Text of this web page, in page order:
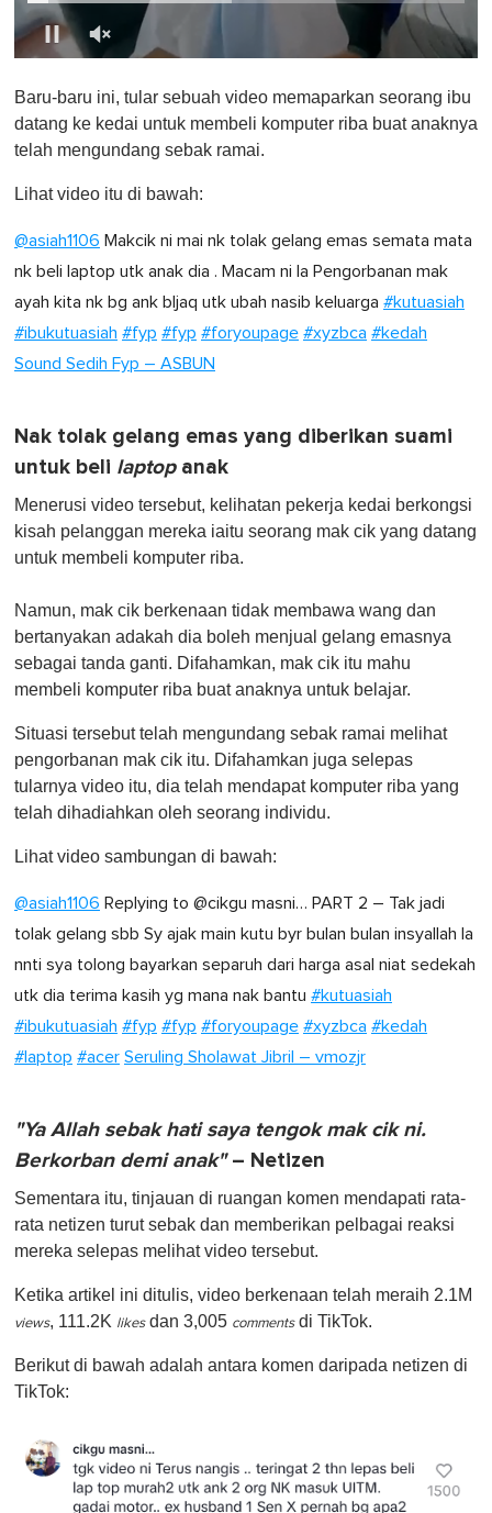
f
1
i
u
,
Baru-baru ini, tular sebuah video memaparkan seorang ibu
datang ke kedai untuk membeli komputer riba buat anaknya
telah mengundang sebak ramai.
Lihat video itu di bawah:
@asiah1106 Makcik ni mai nk tolak gelang emas semata mata
nk beli laptop utk anak dia . Macam ni la Pengorbanan mak
ayah kita nk bg ank bljaq utk ubah nasib keluarga #kutuasiah
#ibukutuasiah #fyp #fyp #foryoupage #xyzbca #kedah
Sound Sedih Fyp – ASBUN
Nak tolak gelang emas yang diberikan suami
untuk beli laptopanak
Menerusi video tersebut, kelihatan pekerja kedai berkongsi
kisah pelanggan mereka iaitu seorang mak cik yang datang
untuk membeli komputer riba.
Namun, mak cik berkenaan tidak membawa wang dan
bertanyakan adakah dia boleh menjual gelang emasnya
sebagai tanda ganti. Difahamkan, mak cik itu mahu
membeli komputer riba buat anaknya untuk belajar.
Situasi tersebut telah mengundang sebak ramai melihat
pengorbanan mak cik itu. Difahamkan juga selepas
tularnya video itu, dia telah mendapat komputer riba yang
telah dihadiahkan oleh seorang individu.
Lihat video sambungan di bawah:
@asiah1106 Replying to @cikgu masni… PART 2 – Tak jadi
tolak gelang sbb Sy ajak main kutu byr bulan bulan insyallah la
nnti sya tolong bayarkan separuh dari harga asal niat sedekah
utk dia terima kasih yg mana nak bantu #kutuasiah
#ibukutuasiah #fyp #fyp #foryoupage #xyzbca #kedah
#laptop #acer Seruling Sholawat Jibril – vmozjr
"Ya Allah sebak hati saya tengok mak cik ni.
Berkorban demi anak"– Netizen
Sementara itu, tinjauan di ruangan komen mendapati rata-
rata netizen turut sebak dan memberikan pelbagai reaksi
mereka selepas melihat video tersebut.
Ketika artikel ini ditulis, video berkenaan telah meraih 2.1M
views, 111.2K likesdan 3,005 commentsdi TikTok.
Berikut di bawah adalah antara komen daripada netizen di
TikTok: